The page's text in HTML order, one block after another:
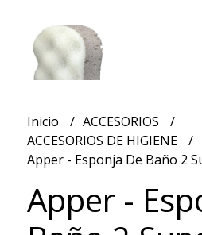
Inicio
ACCESORIOS
ACCESORIOS DE HIGIENE
Apper - Esponja De Baño 2
Apper -